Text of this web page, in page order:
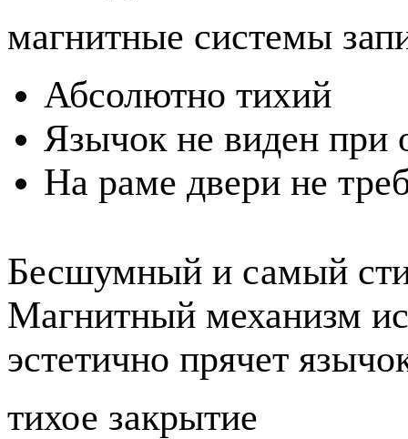
магнитные системы
Абсолютно тихий
Язычок не виден при
На раме двери не
Бесшумный и самый
Магнитный механизм
эстетично прячет
тихое закрытие